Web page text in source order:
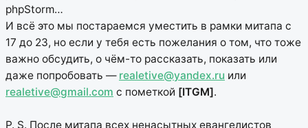
phpStorm…
И всё это мы постараемся уместить в рамки митапа с
17 до 23, но если у тебя есть пожелания о том, что тоже
важно обсудить, о чём-то рассказать, показать или
даже попробовать — realetive@yandex.ru или
realetive@gmail.com с пометкой [ITGM].
P. S. После митапа всех ненасытных евангелистов